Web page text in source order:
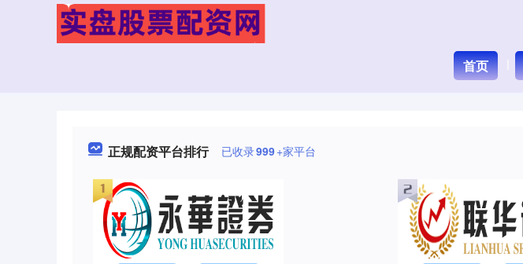
首页
正规配资平台排行 已收录999+家平台